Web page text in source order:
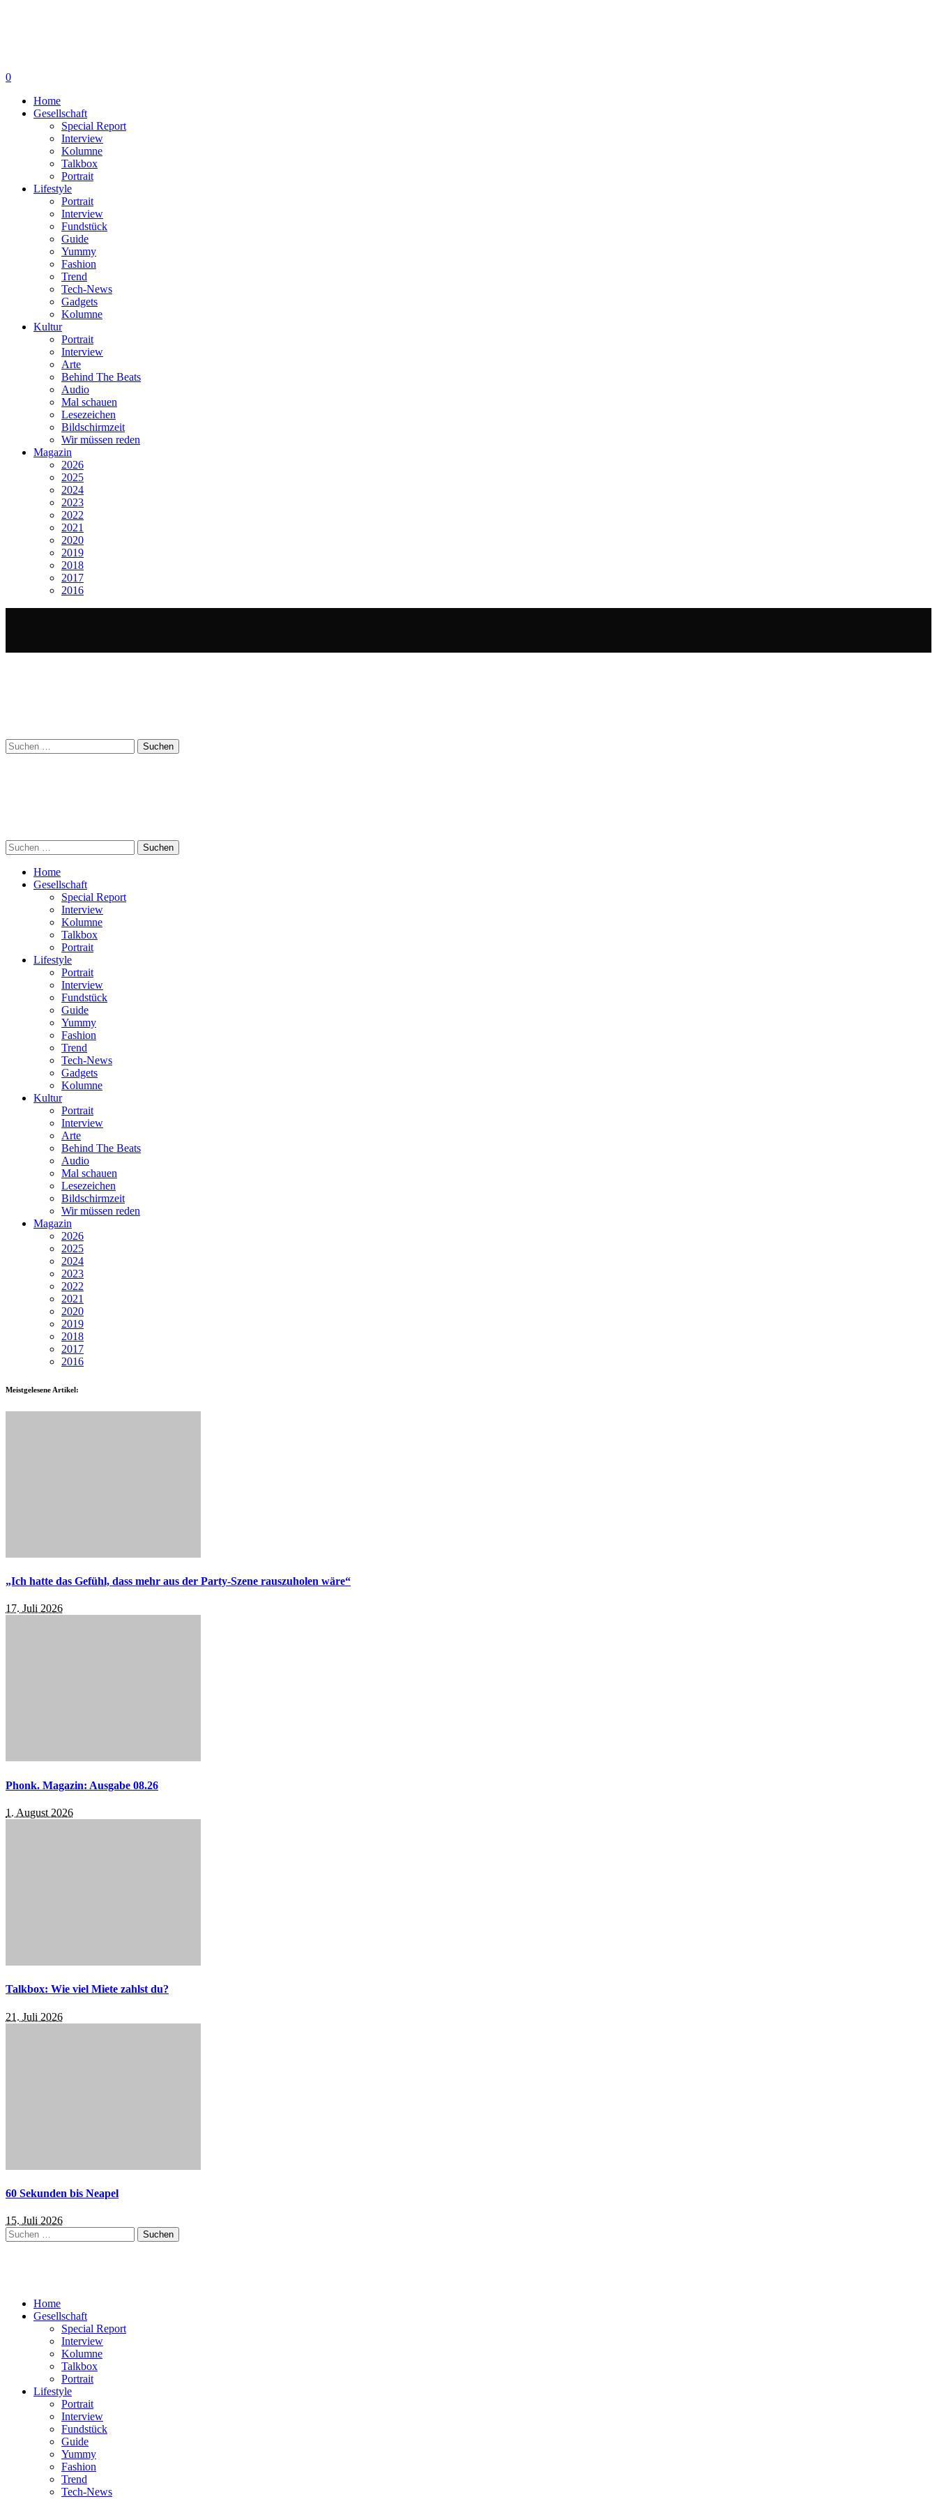
0
Home
Gesellschaft
Special Report
Interview
Kolumne
Talkbox
Portrait
Lifestyle
Portrait
Interview
Fundstück
Guide
Yummy
Fashion
Trend
Tech-News
Gadgets
Kolumne
Kultur
Portrait
Interview
Arte
Behind The Beats
Audio
Mal schauen
Lesezeichen
Bildschirmzeit
Wir müssen reden
Magazin
2026
2025
2024
2023
2022
2021
2020
2019
2018
2017
2016
Suchen
nach:
Suchen
nach:
Home
Gesellschaft
Special Report
Interview
Kolumne
Talkbox
Portrait
Lifestyle
Portrait
Interview
Fundstück
Guide
Yummy
Fashion
Trend
Tech-News
Gadgets
Kolumne
Kultur
Portrait
Interview
Arte
Behind The Beats
Audio
Mal schauen
Lesezeichen
Bildschirmzeit
Wir müssen reden
Magazin
2026
2025
2024
2023
2022
2021
2020
2019
2018
2017
2016
Meistgelesene Artikel:
„Ich hatte das Gefühl, dass mehr aus der Party-Szene rauszuholen wäre“
17. Juli 2026
Phonk. Magazin: Ausgabe 08.26
1. August 2026
Talkbox: Wie viel Miete zahlst du?
21. Juli 2026
60 Sekunden bis Neapel
15. Juli 2026
Suchen
nach:
Home
Gesellschaft
Special Report
Interview
Kolumne
Talkbox
Portrait
Lifestyle
Portrait
Interview
Fundstück
Guide
Yummy
Fashion
Trend
Tech-News